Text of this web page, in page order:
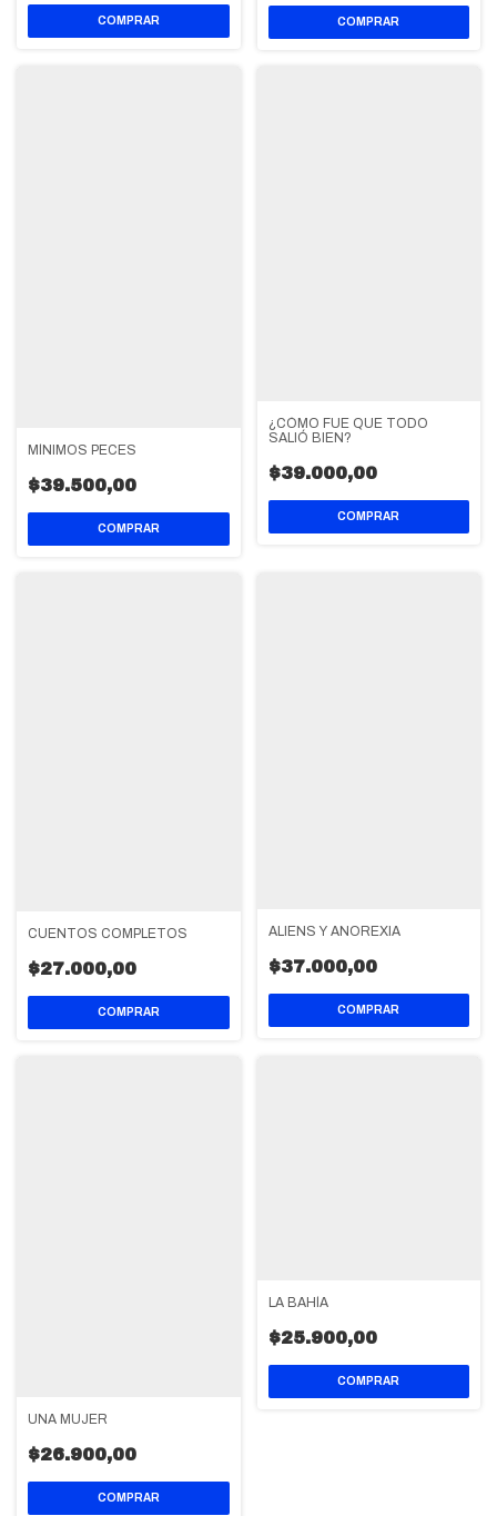
MÍNIMOS PECES
$39.500,00
¿CÓMO FUE QUE TODO
SALIÓ BIEN?
$39.000,00
CUENTOS COMPLETOS
$27.000,00
ALIENS Y ANOREXIA
$37.000,00
UNA MUJER
$26.900,00
LA BAHÍA
$25.900,00